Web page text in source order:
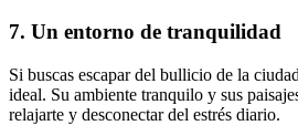
7. Un entorno de tranquilidad
Si buscas escapar del bullicio de la
ideal. Su ambiente tranquilo y sus
relajarte y desconectar del estrés diario.